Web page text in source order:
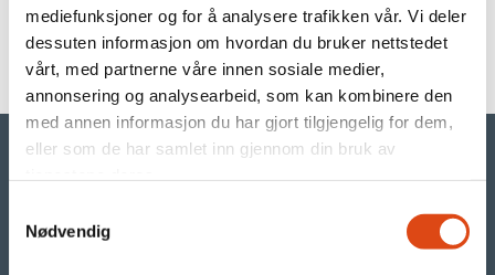
mediefunksjoner og for å analysere trafikken vår. Vi deler
dessuten informasjon om hvordan du bruker nettstedet
vårt, med partnerne våre innen sosiale medier,
annonsering og analysearbeid, som kan kombinere den
med annen informasjon du har gjort tilgjengelig for dem,
eller som de har samlet inn gjennom din bruk av
Nødvendig
©Parat